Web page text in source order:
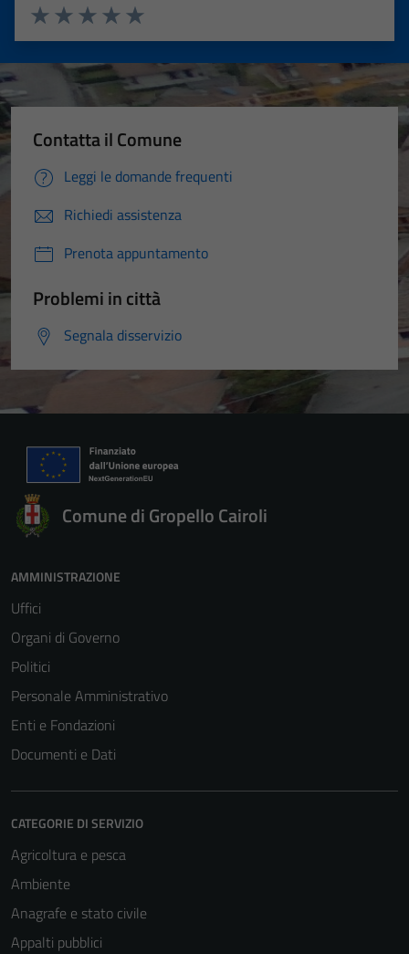
Valuta 5 stelle su 5
Valuta 4 stelle su 5
Valuta 3 stelle su 5
Valuta 2 stelle su 5
Valuta 1 stelle su 5
Contatta il Comune
Leggi le domande frequenti
Richiedi assistenza
Prenota appuntamento
Problemi in città
Segnala disservizio
Comune di Gropello Cairoli
AMMINISTRAZIONE
Uffici
Organi di Governo
Politici
Personale Amministrativo
Enti e Fondazioni
Documenti e Dati
CATEGORIE DI SERVIZIO
Agricoltura e pesca
Ambiente
Anagrafe e stato civile
Appalti pubblici